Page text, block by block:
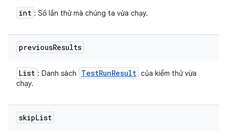
int : Số lần thử mà chúng ta vừa chạy.
previousResults
List : Danh sách TestRunResult của kiểm thử vừa
chạy.
skipList